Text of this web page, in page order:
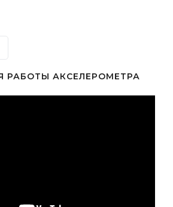
РАБОТЫ АКСЕЛЕРОМЕТРА